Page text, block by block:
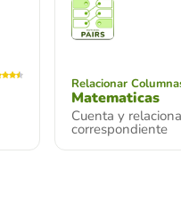
Relacionar
Matematicas
Cuenta y
correspondiente